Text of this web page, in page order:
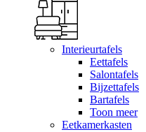
Interieurtafels
Eettafels
Salontafels
Bijzettafels
Bartafels
Toon meer
Eetkamerkasten